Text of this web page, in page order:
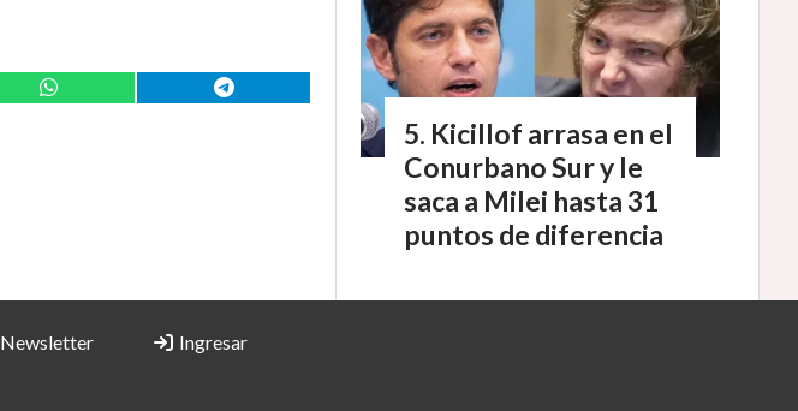
Kicillof arrasa en el
Conurbano Sur y le
saca a Milei hasta 31
puntos de diferencia
Newsletter Ingresar